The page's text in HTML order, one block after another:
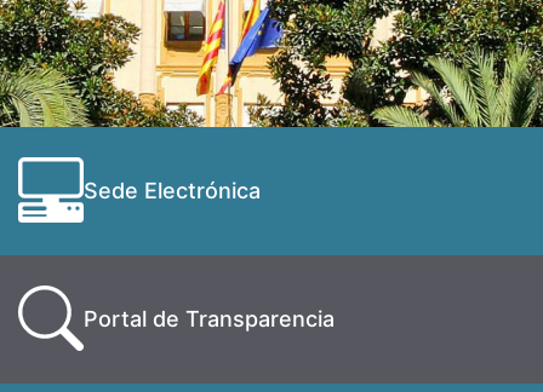
Sede Electrónica
Portal de Transparencia